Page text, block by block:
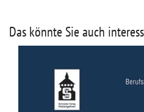
Das könnte Sie auch